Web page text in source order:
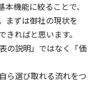
本機能に絞ることで、
ずは御社の現状を
ればと思います。
の説明」ではなく「価
ら選び取れる流れをつ